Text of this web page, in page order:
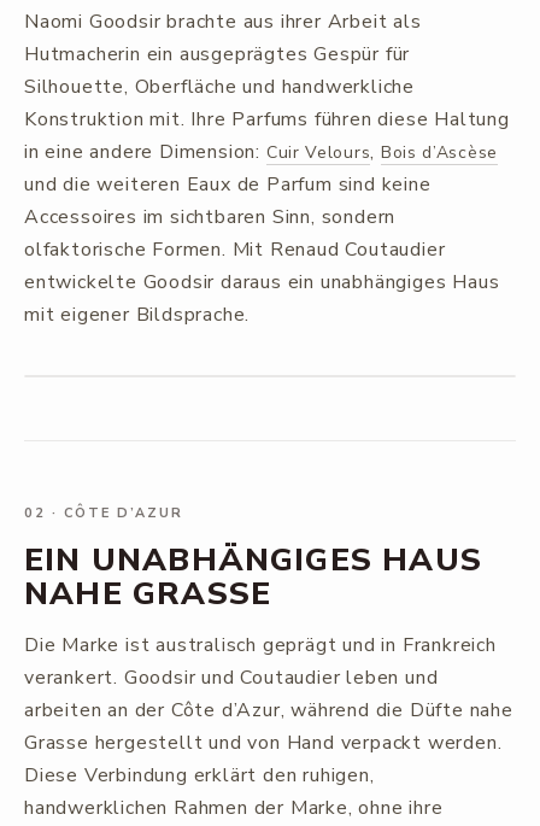
Naomi Goodsir brachte aus ihrer Arbeit als
Hutmacherin ein ausgeprägtes Gespür für
Silhouette, Oberfläche und handwerkliche
Konstruktion mit. Ihre Parfums führen diese Haltung
in eine andere Dimension: Cuir Velours, Bois d’Ascèse
und die weiteren Eaux de Parfum sind keine
Accessoires im sichtbaren Sinn, sondern
olfaktorische Formen. Mit Renaud Coutaudier
entwickelte Goodsir daraus ein unabhängiges Haus
mit eigener Bildsprache.
02 · CÔTE D’AZUR
EIN UNABHÄNGIGES HAUS
NAHE GRASSE
Die Marke ist australisch geprägt und in Frankreich
verankert. Goodsir und Coutaudier leben und
arbeiten an der Côte d’Azur, während die Düfte nahe
Grasse hergestellt und von Hand verpackt werden.
Diese Verbindung erklärt den ruhigen,
handwerklichen Rahmen der Marke, ohne ihre